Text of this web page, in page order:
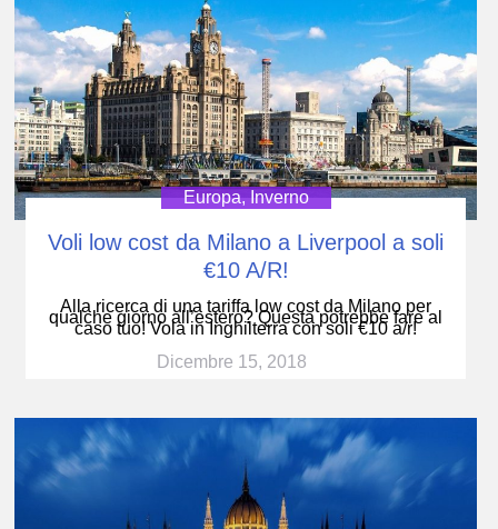
Europa,Inverno
Voli low cost da Milano a Liverpool a soli
€10 A/R!
Alla ricerca di una tariffa low cost da Milano per
qualche giorno all’estero? Questa potrebbe fare al
caso tuo! Vola in Inghilterra con soli €10 a/r!
Dicembre 15, 2018